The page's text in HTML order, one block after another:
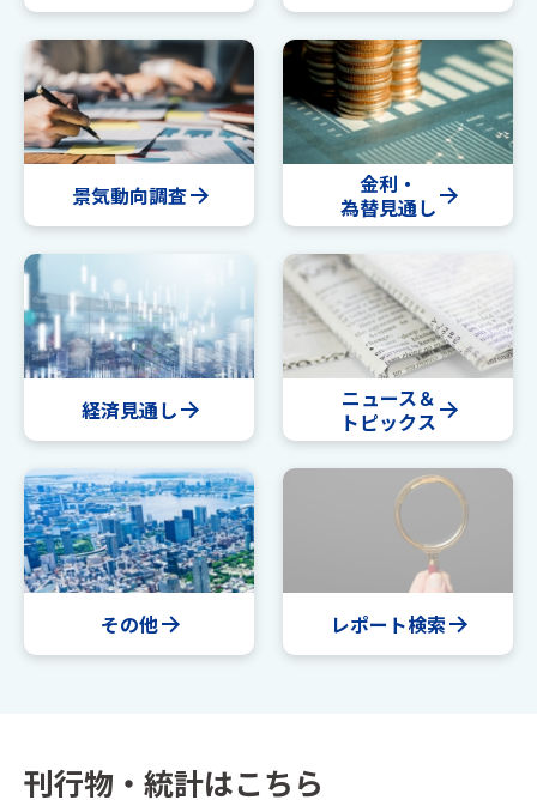
景気動向調査
金利・
為替見通し
経済見通し
ニュース＆
トピックス
その他 レポート検索
刊行物・統計はこちら